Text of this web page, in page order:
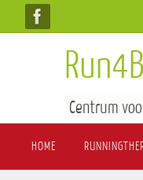
Centrum
HOME